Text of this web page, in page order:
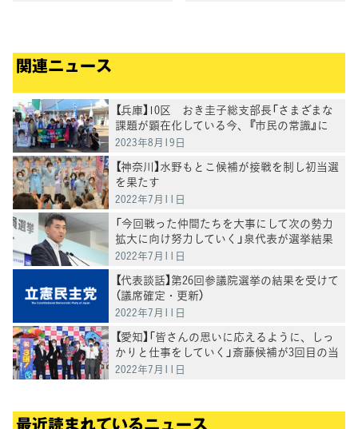
関連ニュース
【兵庫】10区 おき圭子総支部長「さまざまな
課題が顕在化している今、『市民の常識』に
政治を変え、もっとワクワクするものにして
2023年8月19日
【神奈川】水野もとこ候補が接戦を制し初当選
を果たす
2022年7月11日
「今回戦った仲間たちを大事にして次の勢力
拡大に向け努力していく」泉代表が選挙結果
受け表明
2022年7月11日
【代表談話】第26回参議院選挙の結果を受けて
（議席確定・更新）
2022年7月11日
【愛知】「皆さんの思いに応えるように、しっ
かりと仕事をしていく」斎藤候補が3回目の当
選
2022年7月11日
最近読まれているニュース